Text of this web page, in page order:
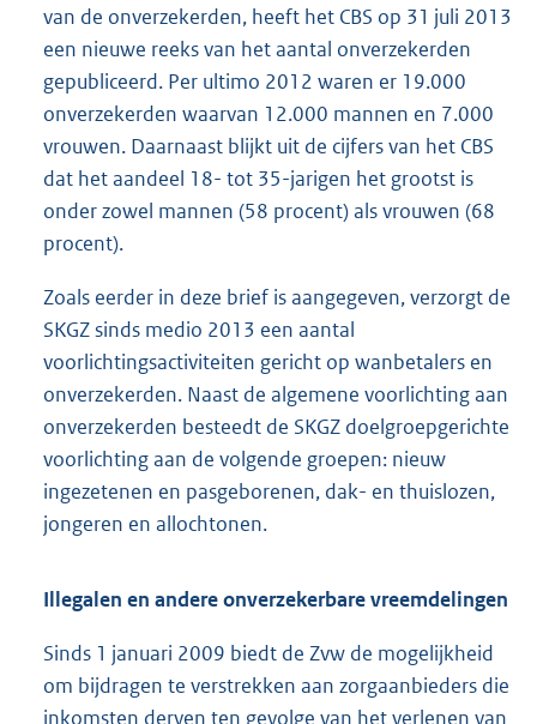
van de onverzekerden, heeft het CBS op 31 juli 2013
een nieuwe reeks van het aantal onverzekerden
gepubliceerd. Per ultimo 2012 waren er 19.000
onverzekerden waarvan 12.000 mannen en 7.000
vrouwen. Daarnaast blijkt uit de cijfers van het CBS
dat het aandeel 18- tot 35-jarigen het grootst is
onder zowel mannen (58 procent) als vrouwen (68
procent).
Zoals eerder in deze brief is aangegeven, verzorgt de
SKGZ sinds medio 2013 een aantal
voorlichtingsactiviteiten gericht op wanbetalers en
onverzekerden. Naast de algemene voorlichting aan
onverzekerden besteedt de SKGZ doelgroepgerichte
voorlichting aan de volgende groepen: nieuw
ingezetenen en pasgeborenen, dak- en thuislozen,
jongeren en allochtonen.
Illegalen en andere onverzekerbare vreemdelingen
Sinds 1 januari 2009 biedt de Zvw de mogelijkheid
om bijdragen te verstrekken aan zorgaanbieders die
inkomsten derven ten gevolge van het verlenen van